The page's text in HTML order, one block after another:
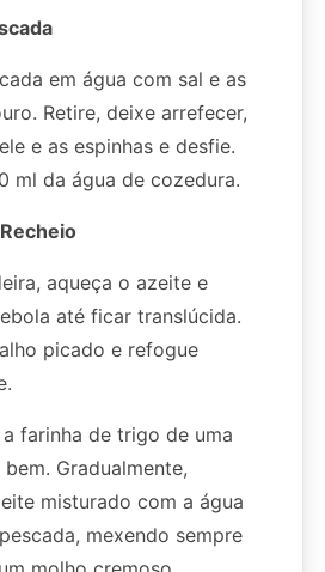
em água com sal e as
Retire, deixe arrefecer,
e as espinhas e desfie.
ml da água de cozedura.
aqueça o azeite e
até ficar translúcida.
picado e refogue
farinha de trigo de uma
Gradualmente,
misturado com a água
mexendo sempre